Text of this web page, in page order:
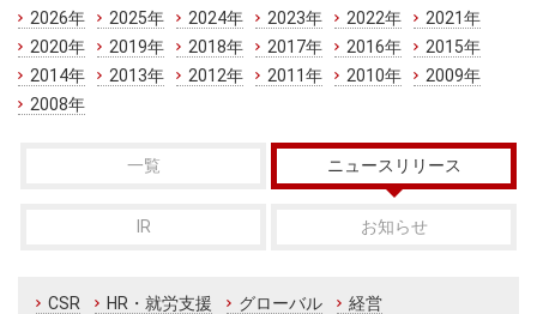
2026年 2025年 2024年 2023年 2022年
2021年
2020年
2019年 2018年 2017年 2016年
2015年
2014年
2013年 2012年 2011年 2010年
2009年
2008年
一覧 ニュースリリース
IR お知らせ
CSR HR・就労支援 グローバル
経営